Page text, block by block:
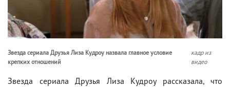
Звезда сериала Друзья Лиза Кудроу назвала главное условие
крепких отношений
кадр из
видео
Звезда сериала Друзья Лиза Кудроу рассказала, что